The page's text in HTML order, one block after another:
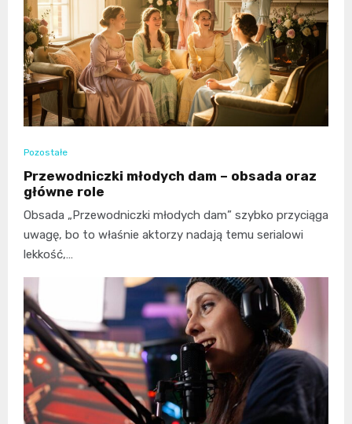
Pozostałe
Przewodniczki młodych dam – obsada oraz
główne role
Obsada „Przewodniczki młodych dam” szybko przyciąga
uwagę, bo to właśnie aktorzy nadają temu serialowi
lekkość,…